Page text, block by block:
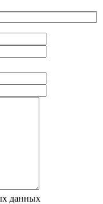
данных